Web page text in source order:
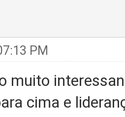
PM
muito
cima e